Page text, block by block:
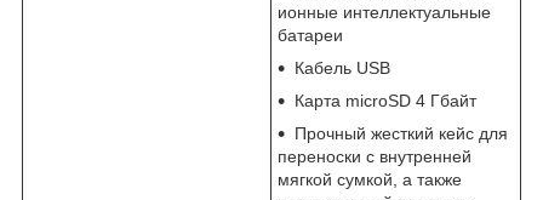
ионные интеллектуальные
батареи
Кабель USB
Карта microSD 4 Гбайт
Прочный жесткий кейс для
переноски с внутренней
мягкой сумкой, а также